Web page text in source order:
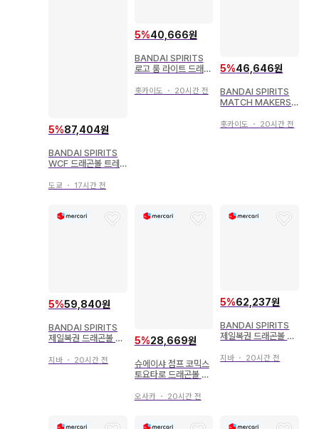
5%87,404원
BANDAI SPIRITS
WCF 드래곤볼 트레
도쿄 ・ 17시간 전
5%40,666원
BANDAI SPIRITS
로고 룸 라이트 드래곤
홋카이도 ・ 20시간 전
5%46,646원
BANDAI SPIRITS
MATCH MAKERS
홋카이도 ・ 20시간 전
5%59,840원
BANDAI SPIRITS
제일복권 드래곤볼 D
지터 피규어
지바 ・ 20시간 전
5%28,669원
슈에이샤 점프 코믹스
토요타로 드래곤볼 초
오사카・ 20시간 전
5%62,237원
BANDAI SPIRITS
제일복권 드래곤볼 D
지터 피규어
지바 ・ 20시간 전